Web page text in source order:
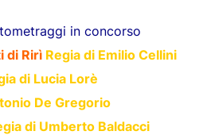
in concorso
di Rirì Regia di Emilio Cellini
di Lucia Lorè
De Gregorio
di Umberto Baldacci